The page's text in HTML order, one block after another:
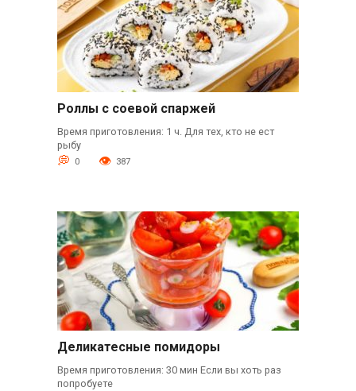
Роллы с соевой спаржей
Время приготовления: 1 ч. Для тех, кто не ест
рыбу
0 387
Деликатесные помидоры
Время приготовления: 30 мин Если вы хоть раз
попробуете